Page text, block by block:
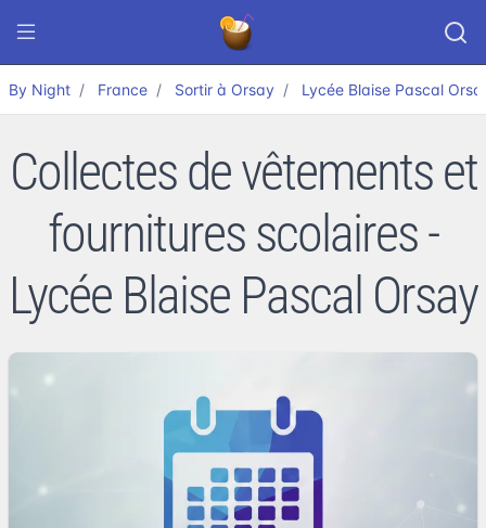
By Night France Sortir à Orsay Lycée Blaise Pascal
Collectes de vêtements et
fournitures scolaires -
Lycée Blaise Pascal Orsay